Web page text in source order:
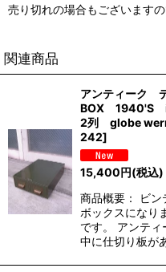
売り切れの場合もございます
関連商品
アンティーク
BOX 1940'S
2列 globe
242]
15,400円(税込)
商品概要： ビン
ボックスになり
です。 アンティ
中に仕切り板が